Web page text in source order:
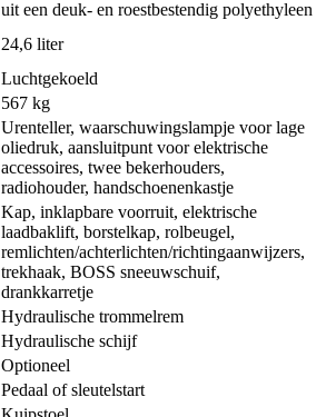
uit een deuk- en roestbestendig polyethyleen
24,6 liter
Luchtgekoeld
567 kg
Urenteller, waarschuwingslampje voor lage
oliedruk, aansluitpunt voor elektrische
accessoires, twee bekerhouders,
radiohouder, handschoenenkastje
Kap, inklapbare voorruit, elektrische
laadbaklift, borstelkap, rolbeugel,
remlichten/achterlichten/richtingaanwijzers,
trekhaak, BOSS sneeuwschuif,
drankkarretje
Hydraulische trommelrem
Hydraulische schijf
Optioneel
Pedaal of sleutelstart